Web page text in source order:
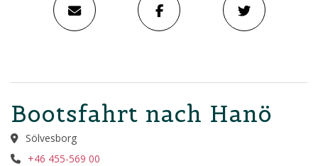
Bootsfahrt nach Hanö
Sölvesborg
+46 455-569 00